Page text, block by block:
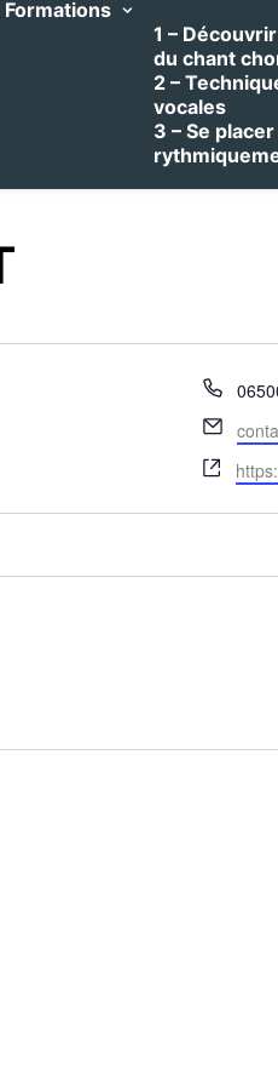
Formations
1 – Découvrir
du chant
2 –
vocales
3 – Se placer
Email
Site
web